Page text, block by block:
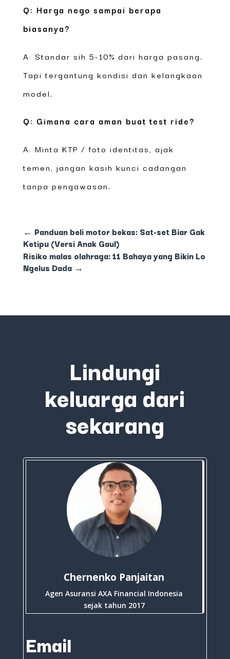
Q: Harga nego sampai berapa
biasanya?
A: Standar sih 5-10% dari harga pasang.
Tapi tergantung kondisi dan kelangkaan
model.
Q: Gimana cara aman buat test ride?
A: Minta KTP / foto identitas, ajak
temen, jangan kasih kunci cadangan
tanpa pengawasan.
← Panduan beli motor bekas: Sat-set Biar Gak
Ketipu (Versi Anak Gaul)
Risiko malas olahraga: 11 Bahaya yang Bikin Lo
Ngelus Dada→
Lindungi
keluarga dari
sekarang
Chernenko Panjaitan
Agen Asuransi AXA Financial Indonesia
sejak tahun 2017
Email